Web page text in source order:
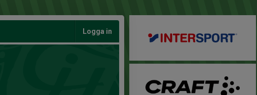
Logga in